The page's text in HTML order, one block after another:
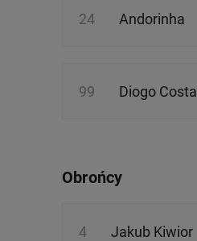
24 Andorinha
99 Diogo Costa
Obrońcy
4 Jakub Kiwior